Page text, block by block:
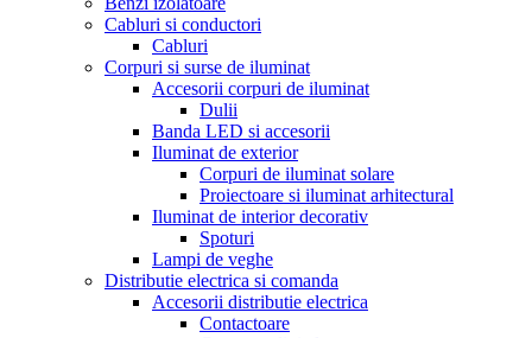
Cabluri si conductori
Cabluri
Corpuri si surse de iluminat
Accesorii corpuri de iluminat
Dulii
Banda LED si accesorii
Iluminat de exterior
Corpuri de iluminat solare
Proiectoare si iluminat arhitectural
Iluminat de interior decorativ
Spoturi
Lampi de veghe
Distributie electrica si comanda
Accesorii distributie electrica
Contactoare